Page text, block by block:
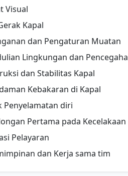
Visual
Kapal
dan Pengaturan Muatan
Lingkungan dan
dan Stabilitas Kapal
Kebakaran di Kapal
Penyelamatan diri
Pertama pada Kecelakaan
Pelayaran
dan Kerja sama tim